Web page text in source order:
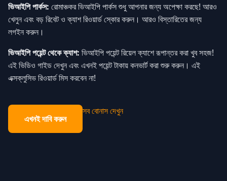
ভিআইপি পার্কস: রোমাঞ্চকর ভিআইপি পার্কস শুধু আপনার জন্য অপেক্ষা করছে! আরও
খেলুন এবং বড় রিবেট ও ক্যাশ রিওয়ার্ড স্কোর করুন। আরও বিস্তারিতের জন্য
লগইন করুন।
ভিআইপি পয়েন্ট থেকে ক্যাশ: ভিআইপি পয়েন্ট রিয়েল ক্যাশে রূপান্তর করা খুব সহজ!
এই ভিডিও গাইড দেখুন এবং এখনই পয়েন্ট টাকায় কনভার্ট করা শুরু করুন। এই
এক্সক্লুসিভ রিওয়ার্ড মিস করবেন না!
এখনই দাবি করুন
সব বোনাস দেখুন